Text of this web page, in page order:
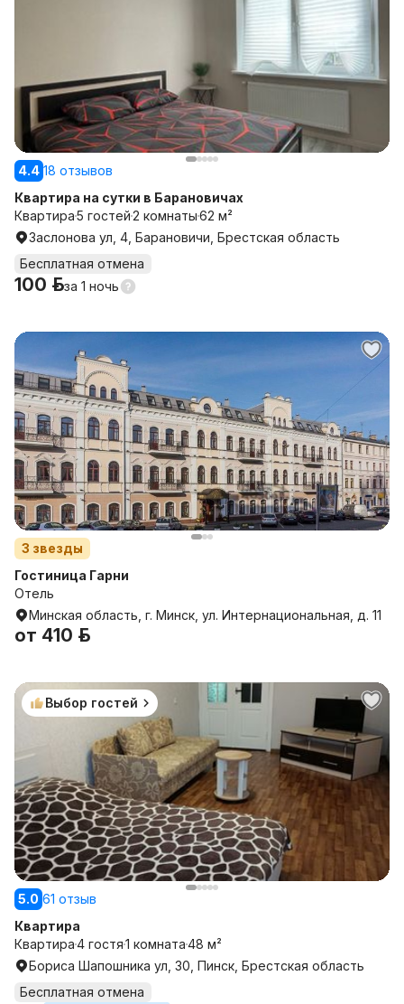
4.4 18 отзывов
Квартира на сутки в Барановичах
Квартира5 гостей2 комнаты62 м²
Заслонова ул, 4, Барановичи, Брестская область
Бесплатная отмена
100 р.за 1 ночь
3 звезды
Гостиница Гарни
Отель
Минская область, г. Минск, ул. Интернациональная, д. 11
от 410 р.
Выбор гостей
5.0 61 отзыв
Квартира
Квартира4 гостя1 комната48 м²
Бориса Шапошника ул, 30, Пинск, Брестская область
Бесплатная отмена